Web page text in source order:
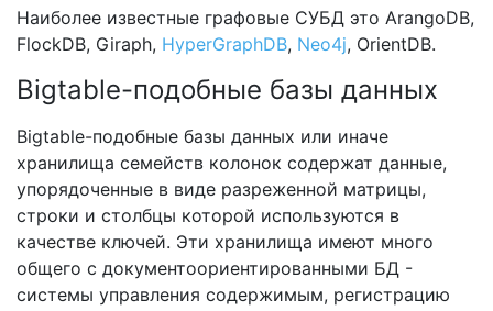
Наиболее известные графовые СУБД это ArangoDB,
FlockDB, Giraph, HyperGraphDB, Neo4j, OrientDB.
Bigtable-подобные базы данных
Bigtable-подобные базы данных или иначе
хранилища семейств колонок содержат данные,
упорядоченные в виде разреженной матрицы,
строки и столбцы которой используются в
качестве ключей. Эти хранилища имеют много
общего с документоориентированными БД -
системы управления содержимым, регистрацию